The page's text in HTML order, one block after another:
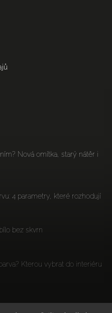
Nová omítka, starý nátěr i
4 parametry, které rozhodují
bez skvrn
Kterou vybrat do interiéru